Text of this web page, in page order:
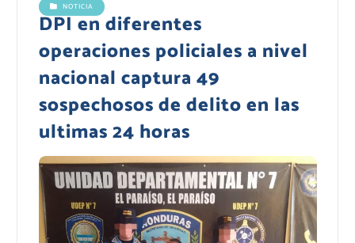
NOTICIA
DPI en diferentes
operaciones policiales a nivel
nacional captura 49
sospechosos de delito en las
ultimas 24 horas